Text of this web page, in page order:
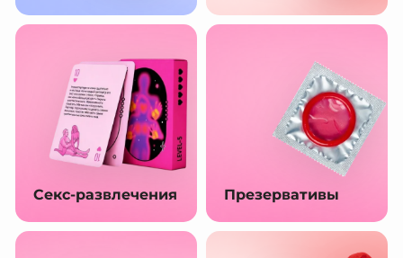
Секс-развлечения Презервативы